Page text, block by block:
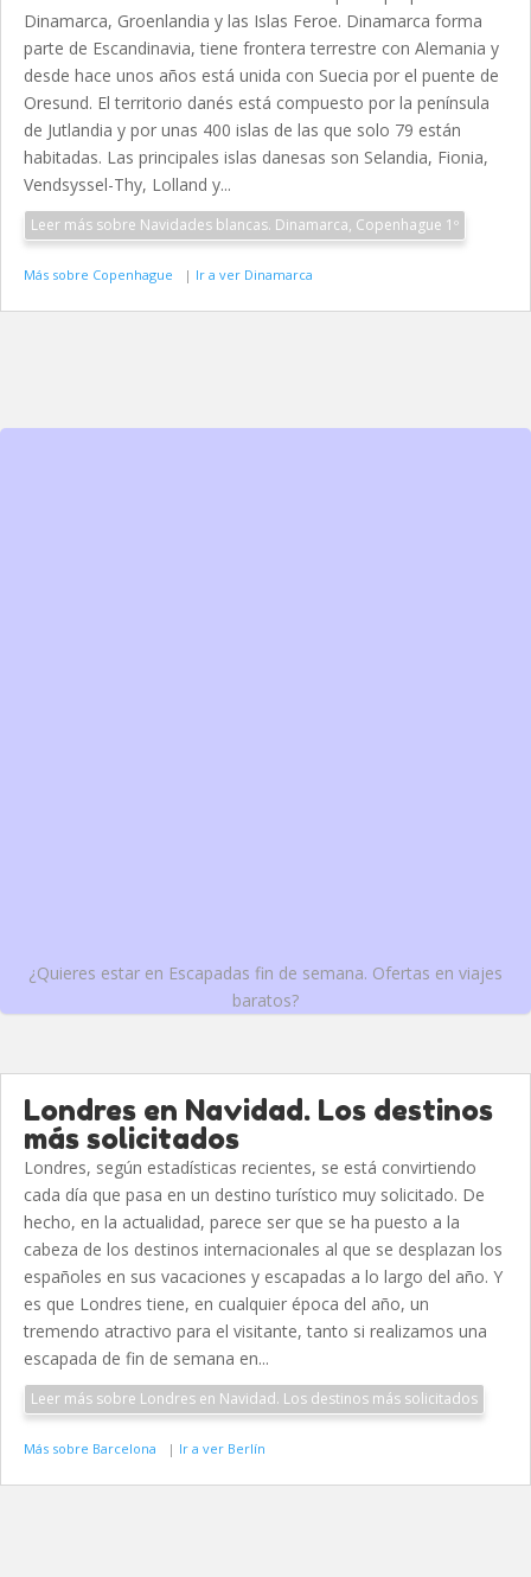
Dinamarca, Groenlandia y las Islas Feroe. Dinamarca forma
parte de Escandinavia, tiene frontera terrestre con Alemania y
desde hace unos años está unida con Suecia por el puente de
Oresund. El territorio danés está compuesto por la península
de Jutlandia y por unas 400 islas de las que solo 79 están
habitadas. Las principales islas danesas son Selandia, Fionia,
Vendsyssel-Thy, Lolland y...
Leer más sobre Navidades blancas. Dinamarca, Copenhague 1º
Más sobre Copenhague | Ir a ver Dinamarca
¿Quieres estar en Escapadas fin de semana. Ofertas en viajes
baratos?
Londres en Navidad. Los destinos
más solicitados
Londres, según estadísticas recientes, se está convirtiendo
cada día que pasa en un destino turístico muy solicitado. De
hecho, en la actualidad, parece ser que se ha puesto a la
cabeza de los destinos internacionales al que se desplazan los
españoles en sus vacaciones y escapadas a lo largo del año. Y
es que Londres tiene, en cualquier época del año, un
tremendo atractivo para el visitante, tanto si realizamos una
escapada de fin de semana en...
Leer más sobre Londres en Navidad. Los destinos más solicitados
Más sobre Barcelona | Ir a ver Berlín